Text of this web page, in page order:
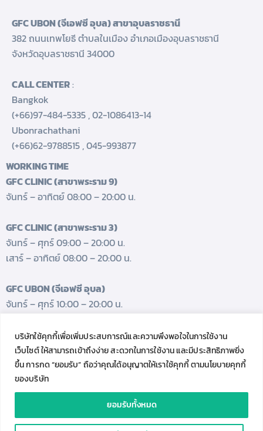
บริษัทใช้คุกกี้เพื่อเพิ่มประสบการณ์และความพึงพอใจในการใช้งาน
เว็บไซต์ ให้สามารถเข้าถึงง่าย สะดวกในการใช้งาน และมีประสิทธิภาพยิ่ง
ขึ้น การกด “ยอมรับ” ถือว่าคุณได้อนุญาตให้เราใช้คุกกี้ ตามนโยบายคุกกี้
ของบริษัท
ยอมรับทั้งหมด
GFC UBON (จีเอฟซี อุบล) สาขาอุบลราชธานี
382 ถนนเทพโยธี ตำบลในเมือง อำเภอเมืองอุบลราชธานี
จังหวัดอุบลราชธานี 34000
CALL CENTER:
Bangkok
(+66)97-484-5335,02-1086413-14
Ubonrachathani
(+66)62-9788515,045-993877
WORKING TIME
GFC CLINIC (สาขาพระราม 9)
จันทร์ – อาทิตย์ 08:00 – 20:00 น.
GFC CLINIC (สาขาพระราม 3)
จันทร์ – ศุกร์ 09:00 – 20:00 น.
เสาร์ – อาทิตย์ 08:00 – 20:00 น.
GFC UBON (จีเอฟซี อุบล)
จันทร์ – ศุกร์ 10:00 – 20:00 น.
GET FRESH UPDATES.
Follow us
Genesis Fertility Clinic © 2023. All Rights Reserved. C
Contact Us